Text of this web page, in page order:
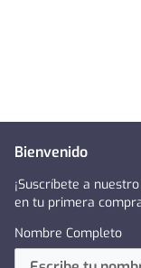
Bienvenido
¡Suscríbete a
en tu primera
Nombre Completo